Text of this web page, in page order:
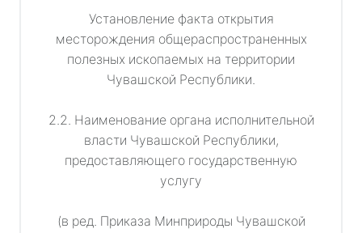
Установление факта открытия
месторождения общераспространенных
полезных ископаемых на территории
Чувашской Республики.
2.2. Наименование органа исполнительной
власти Чувашской Республики,
предоставляющего государственную
услугу
(в ред. Приказа Минприроды Чувашской